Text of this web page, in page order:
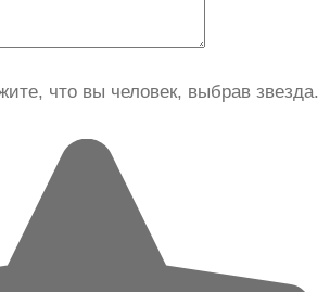
что вы человек, выбрав звезда.